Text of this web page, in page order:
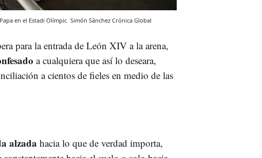
en el Estadi Olímpic Simón Sánchez Crónica Global
para la entrada de León XIV a la arena,
a cualquiera que así lo deseara,
a cientos de fieles en medio de las
alzada hacia lo que de verdad importa,